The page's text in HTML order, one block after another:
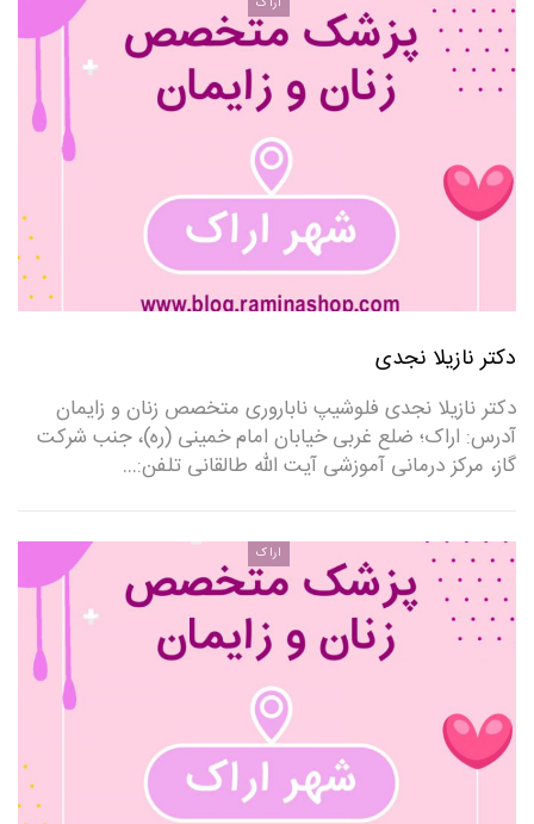
دکتر نازیلا نجدی
دکتر نازیلا نجدی فلوشیپ ناباروری متخصص زنان و زایمان
آدرس: اراک؛ ضلع غربی خیابان امام خمینی (ره)، جنب شرکت
گاز، مرکز درمانی آموزشی آیت الله طالقانی تلفن:…
اراک